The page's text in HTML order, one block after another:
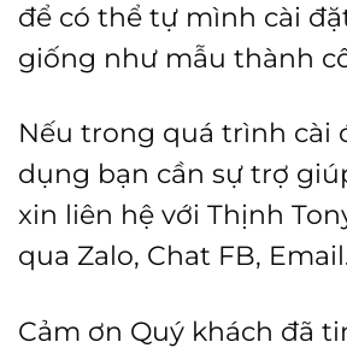
để có thể tự mình cài
giống như mẫu thành
Nếu trong quá trình cài
dụng bạn cần sự trợ
xin liên hệ với Thịnh
qua Zalo, Chat FB,
Cảm ơn Quý khách đã